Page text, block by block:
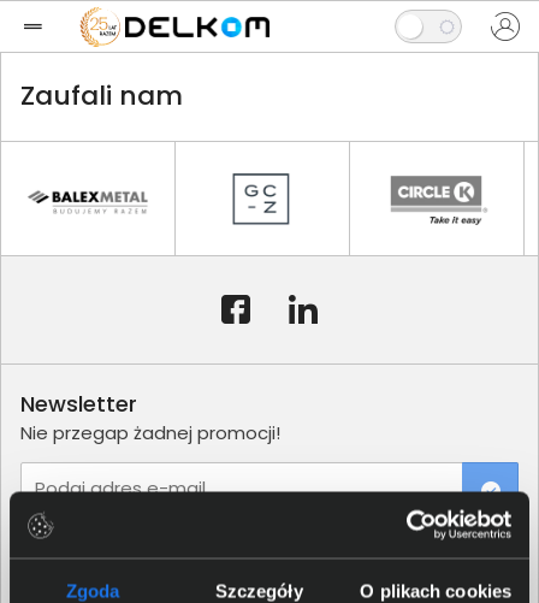
Zgoda Szczegóły O plikach cookies
Zaufali nam
Newsletter
Nie przegap żadnej promocji!
Podaj adres e-mail